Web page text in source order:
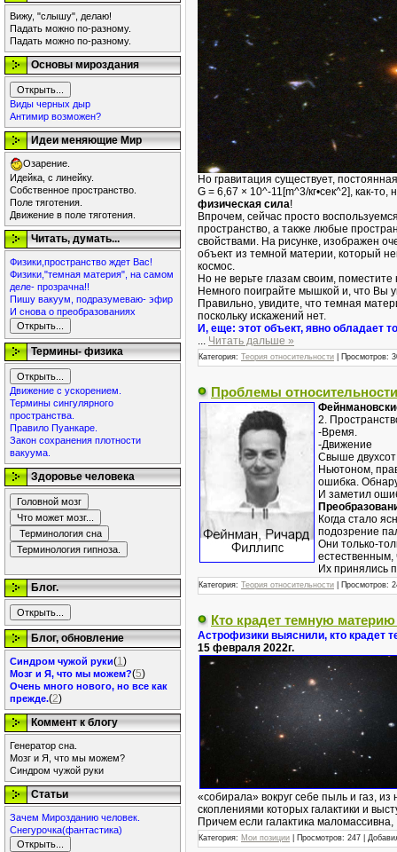
Вижу, "слышу", делаю!
Падать можно по-разному.
Падать можно по-разному.
Основы мироздания
Виды черных дыр
Антимир возможен?
Идеи меняющие Мир
Озарение.
Идейка, с линейку.
Собственное пространство.
Поле тяготения.
Движение в поле тяготения.
Читать, думать...
Физики,пространство ждет Вас!
Физики,"темная материя", на самом
деле- прозрачна!!
Пишу вакуум, подразумеваю- эфир
И снова о преобразованиях
Термины- физика
Движение с ускорением.
Термины сингулярного
пространства.
Правило Пуанкаре.
Закон сохранения плотности
вакуума.
Здоровье человека
Блог.
Блог, обновление
Синдром чужой руки(1)
Мозг и Я, что мы можем?(5)
Очень много нового, но все как
прежде.(2)
Коммент к блогу
Генератор сна.
Мозг и Я, что мы можем?
Синдром чужой руки
Статьи
Зачем Мирозданию человек.
Снегурочка(фантастика)
Но гравитация существует,
G = 6,67 × 10^-11[m^3/кг•сек^2], как-
физическая сила!
Впрочем, сейчас просто
пространство, а также любые
свойствами. На рисунке, изображен
объект из темной материи, который
космос.
Но не верьте глазам своим,
Немного поиграйте мышкой и, что Вы
Правильно, увидите, что темная
поскольку искажений нет.
И, еще: этот объект, явно обладает
... Читать дальше »
Категория: Теория относительности Просмотров:
Проблемы
2.
-Время.
-Движение
Свыше двухсот
Ньютоном,
ошибка.
И заметил
Когда стало
подозрение
Они только-
естественным,
Их принялись
Категория: Теория относительности Просмотров:
Кто крадет темную
Астрофизики выяснили, кто крадет
15 февраля 2022г.
«собирала» вокруг себе пыль и газ,
скоплениями которых галактики и
Причем если галактика маломассивна,
Категория: Мои позиции Просмотров: 247